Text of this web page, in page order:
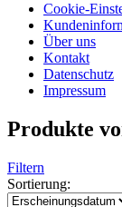
Cookie-
Über uns
Kontakt
Datenschutz
Impressum
Produkte
Filtern
Sortierung: